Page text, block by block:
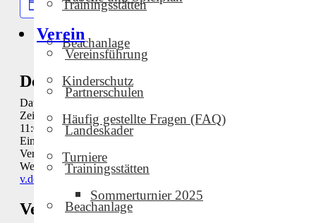
Trainingsstätten
Beachanlage
Kinderschutz
Häufig gestellte Fragen (FAQ)
Turniere
Sommerturnier 2025
Verein
Vereinsführung
Partnerschulen
Landeskader
Trainingsstätten
Beachanlage
Zum Kalender hinzufügen
Details
Datum:
Zeit:
11:00 - 15:00
Eintritt:
Veranstaltungskategorie:
Website:
https://www.tv-
v.de/cms/home/halle/ligen/thueringenliga.xhtml
Veranstalter